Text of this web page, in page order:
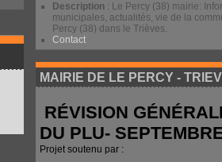
Description : Le Percy (38) mairie:
municipales, actualités, vie de la
Percy (38) dans le Trièves.
Contact
MAIRIE DE LE PERCY -
RÉVISION
DU PLU-
Projet soutenu par :